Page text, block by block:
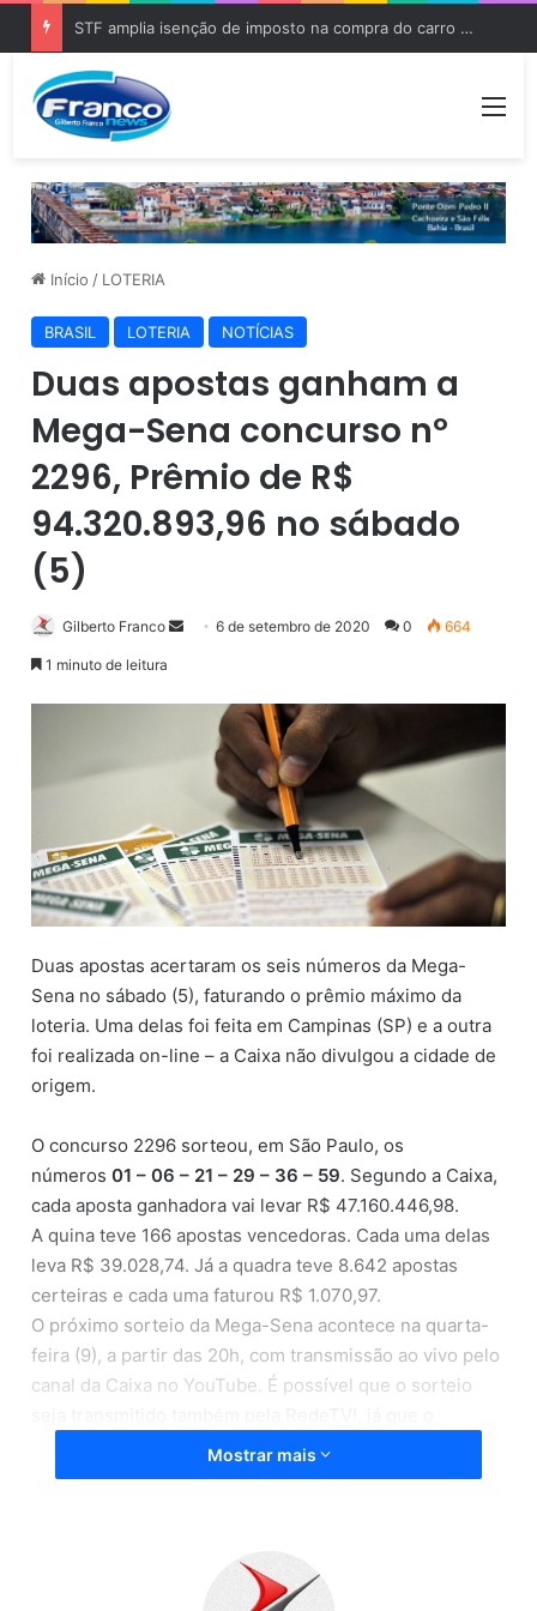
STF amplia isenção de imposto na compra do carro zero para PCD e pessoas com autismo
Início / LOTERIA
BRASIL LOTERIA NOTÍCIAS
Duas apostas ganham a
Mega-Sena concurso nº
2296, Prêmio de R$
94.320.893,96 no sábado
(5)
Gilberto Franco
e
-
m
a
6 de setembro de 2020 0 664
1 minuto de leitura
Duas apostas acertaram os seis números da Mega-
Sena no sábado (5), faturando o prêmio máximo da
loteria. Uma delas foi feita em Campinas (SP) e a outra
foi realizada on-line – a Caixa não divulgou a cidade de
origem.
O concurso 2296 sorteou, em São Paulo, os
números01 – 06 – 21 – 29 – 36 – 59. Segundo a Caixa,
cada aposta ganhadora vai levar R$ 47.160.446,98.
A quina teve 166 apostas vencedoras. Cada uma delas
leva R$ 39.028,74. Já a quadra teve 8.642 apostas
certeiras e cada uma faturou R$ 1.070,97.
O próximo sorteio da Mega-Sena acontece na quarta-
feira (9), a partir das 20h, com transmissão ao vivo pelo
canal da Caixa no YouTube. É possível que o sorteio
calendário oficial não divulga com antecedência maior
que um dia qual sorteio será televisionado.
Caixa ou no site de loterias do banco. A aposta mínima
custa R$ 4,50 e dá direito a escolher seis dezenas de 1
Mostrar mais